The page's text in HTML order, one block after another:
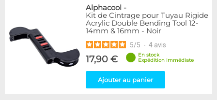
Alphacool -
Kit de Cintrage pour Tuyau Rigide
Acrylic Double Bending Tool 12-
14mm & 16mm - Noir
5/5 - 4 avis
17,90 €
En stock
Expédition immédiate
Ajouter au panier